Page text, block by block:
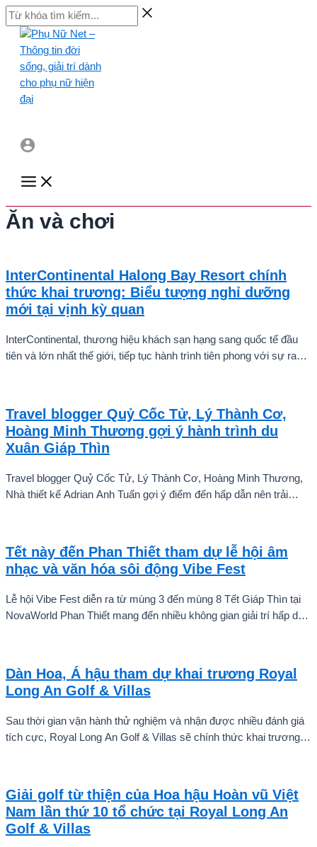
Skip
to
content
Từ
khóa
kiếm...
Main
Menu
Ăn và chơi
InterContinental Halong Bay Resort chính
thức khai trương: Biểu tượng nghỉ dưỡng
mới tại vịnh kỳ quan
InterContinental, thương hiệu khách sạn hạng sang quốc tế đầu
tiên và lớn nhất thế giới, tiếp tục hành trình tiên phong với sự ra
Travel blogger Quỷ Cốc Tử, Lý Thành Cơ,
Hoàng Minh Thương gợi ý hành trình du
Xuân Giáp Thìn
Travel blogger Quỷ Cốc Tử, Lý Thành Cơ, Hoàng Minh Thương,
Nhà thiết kế Adrian Anh Tuấn gợi ý điểm đến hấp dẫn nên trải
Tết này đến Phan Thiết tham dự lễ hội âm
nhạc và văn hóa sôi động Vibe Fest
Lễ hội Vibe Fest diễn ra từ mùng 3 đến mùng 8 Tết Giáp Thìn tại
NovaWorld Phan Thiết mang đến nhiều không gian giải trí hấp dẫn
Dàn Hoa, Á hậu tham dự khai trương Royal
Long An Golf & Villas
Sau thời gian vận hành thử nghiệm và nhận được nhiều đánh giá
tích cực, Royal Long An Golf & Villas sẽ chính thức khai trương
Giải golf từ thiện của Hoa hậu Hoàn vũ Việt
Nam lần thứ 10 tổ chức tại Royal Long An
Golf & Villas